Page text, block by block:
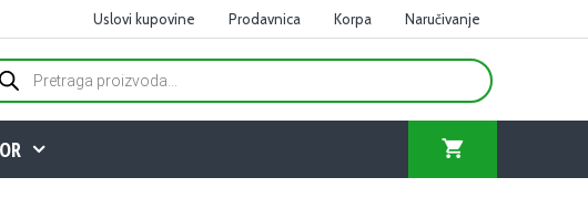
Uslovi kupovine Prodavnica Korpa Naručivanje